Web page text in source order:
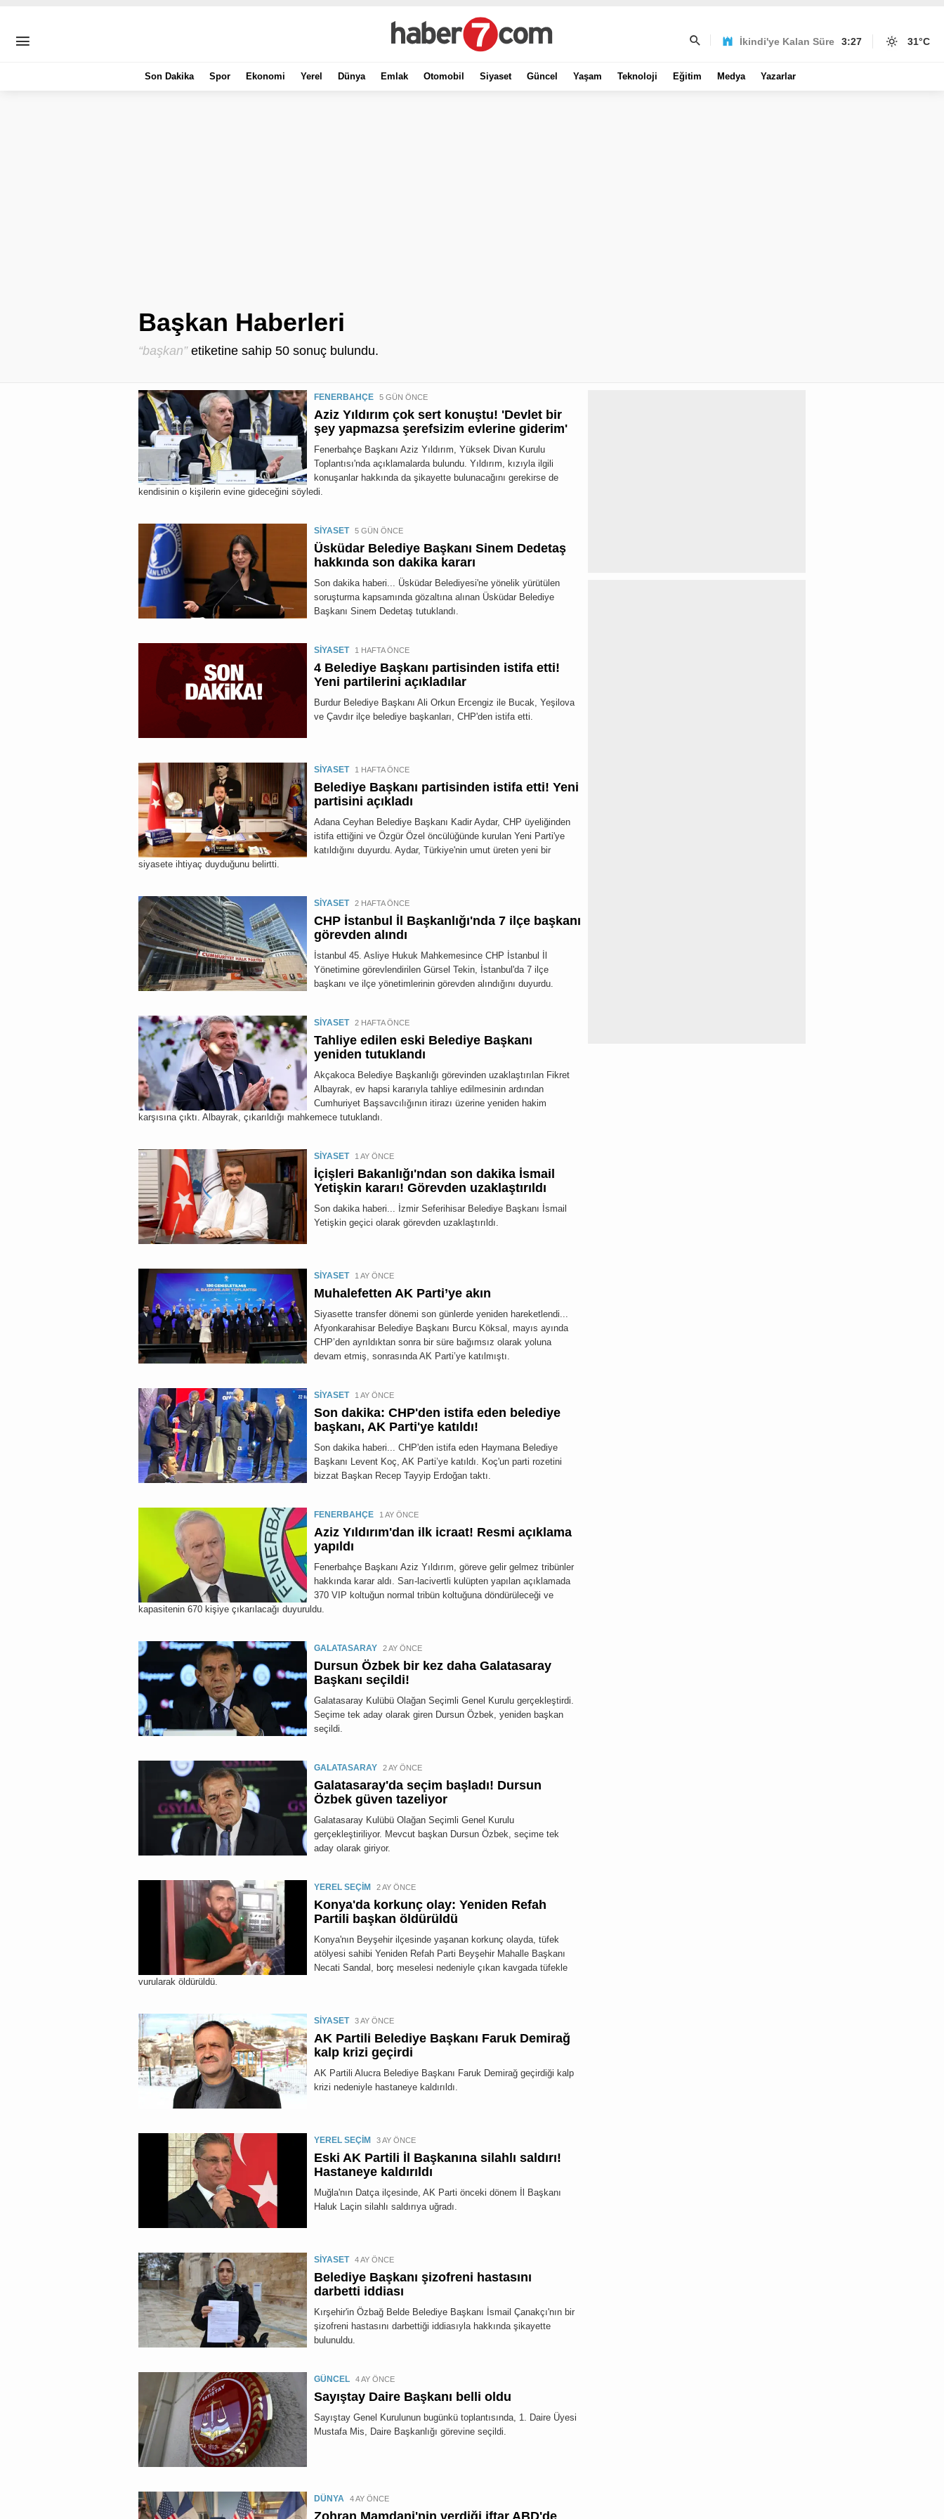
İkindi'ye Kalan Süre 3:27 31°C
Son Dakika Spor Ekonomi Yerel Dünya Emlak Otomobil Siyaset Güncel Yaşam Teknoloji Eğitim Medya Yazarlar
Başkan Haberleri
“başkan”etiketine sahip 50 sonuç bulundu.
FENERBAHÇE 5 GÜN ÖNCE
Aziz Yıldırım çok sert konuştu! 'Devlet bir
şey yapmazsa şerefsizim evlerine giderim'
Fenerbahçe Başkanı Aziz Yıldırım, Yüksek Divan Kurulu
Toplantısı'nda açıklamalarda bulundu. Yıldırım, kızıyla ilgili
konuşanlar hakkında da şikayette bulunacağını gerekirse de
kendisinin o kişilerin evine gideceğini söyledi.
SİYASET 5 GÜN ÖNCE
Üsküdar Belediye Başkanı Sinem Dedetaş
hakkında son dakika kararı
Son dakika haberi... Üsküdar Belediyesi'ne yönelik yürütülen
soruşturma kapsamında gözaltına alınan Üsküdar Belediye
Başkanı Sinem Dedetaş tutuklandı.
SİYASET 1 HAFTA ÖNCE
4 Belediye Başkanı partisinden istifa etti!
Yeni partilerini açıkladılar
Burdur Belediye Başkanı Ali Orkun Ercengiz ile Bucak, Yeşilova
ve Çavdır ilçe belediye başkanları, CHP'den istifa etti.
SİYASET 1 HAFTA ÖNCE
Belediye Başkanı partisinden istifa etti! Yeni
partisini açıkladı
Adana Ceyhan Belediye Başkanı Kadir Aydar, CHP üyeliğinden
istifa ettiğini ve Özgür Özel öncülüğünde kurulan Yeni Parti'ye
katıldığını duyurdu. Aydar, Türkiye'nin umut üreten yeni bir
siyasete ihtiyaç duyduğunu belirtti.
SİYASET 2 HAFTA ÖNCE
CHP İstanbul İl Başkanlığı'nda 7 ilçe başkanı
görevden alındı
İstanbul 45. Asliye Hukuk Mahkemesince CHP İstanbul İl
Yönetimine görevlendirilen Gürsel Tekin, İstanbul'da 7 ilçe
başkanı ve ilçe yönetimlerinin görevden alındığını duyurdu.
SİYASET 2 HAFTA ÖNCE
Tahliye edilen eski Belediye Başkanı
yeniden tutuklandı
Akçakoca Belediye Başkanlığı görevinden uzaklaştırılan Fikret
Albayrak, ev hapsi kararıyla tahliye edilmesinin ardından
Cumhuriyet Başsavcılığının itirazı üzerine yeniden hakim
karşısına çıktı. Albayrak, çıkarıldığı mahkemece tutuklandı.
SİYASET 1 AY ÖNCE
İçişleri Bakanlığı'ndan son dakika İsmail
Yetişkin kararı! Görevden uzaklaştırıldı
Son dakika haberi... İzmir Seferihisar Belediye Başkanı İsmail
Yetişkin geçici olarak görevden uzaklaştırıldı.
SİYASET 1 AY ÖNCE
Muhalefetten AK Parti’ye akın
Siyasette transfer dönemi son günlerde yeniden hareketlendi...
Afyonkarahisar Belediye Başkanı Burcu Köksal, mayıs ayında
CHP’den ayrıldıktan sonra bir süre bağımsız olarak yoluna
devam etmiş, sonrasında AK Parti’ye katılmıştı.
SİYASET 1 AY ÖNCE
Son dakika: CHP'den istifa eden belediye
başkanı, AK Parti'ye katıldı!
Son dakika haberi... CHP'den istifa eden Haymana Belediye
Başkanı Levent Koç, AK Parti’ye katıldı. Koç'un parti rozetini
bizzat Başkan Recep Tayyip Erdoğan taktı.
FENERBAHÇE 1 AY ÖNCE
Aziz Yıldırım'dan ilk icraat! Resmi açıklama
yapıldı
Fenerbahçe Başkanı Aziz Yıldırım, göreve gelir gelmez tribünler
hakkında karar aldı. Sarı-lacivertli kulüpten yapılan açıklamada
370 VIP koltuğun normal tribün koltuğuna döndürüleceği ve
kapasitenin 670 kişiye çıkarılacağı duyuruldu.
GALATASARAY 2 AY ÖNCE
Dursun Özbek bir kez daha Galatasaray
Başkanı seçildi!
Galatasaray Kulübü Olağan Seçimli Genel Kurulu gerçekleştirdi.
Seçime tek aday olarak giren Dursun Özbek, yeniden başkan
seçildi.
GALATASARAY 2 AY ÖNCE
Galatasaray'da seçim başladı! Dursun
Özbek güven tazeliyor
Galatasaray Kulübü Olağan Seçimli Genel Kurulu
gerçekleştiriliyor. Mevcut başkan Dursun Özbek, seçime tek
aday olarak giriyor.
YEREL SEÇİM 2 AY ÖNCE
Konya'da korkunç olay: Yeniden Refah
Partili başkan öldürüldü
Konya'nın Beyşehir ilçesinde yaşanan korkunç olayda, tüfek
atölyesi sahibi Yeniden Refah Parti Beyşehir Mahalle Başkanı
Necati Sandal, borç meselesi nedeniyle çıkan kavgada tüfekle
vurularak öldürüldü.
SİYASET 3 AY ÖNCE
AK Partili Belediye Başkanı Faruk Demirağ
kalp krizi geçirdi
AK Partili Alucra Belediye Başkanı Faruk Demirağ geçirdiği kalp
krizi nedeniyle hastaneye kaldırıldı.
YEREL SEÇİM 3 AY ÖNCE
Eski AK Partili İl Başkanına silahlı saldırı!
Hastaneye kaldırıldı
Muğla'nın Datça ilçesinde, AK Parti önceki dönem İl Başkanı
Haluk Laçin silahlı saldırıya uğradı.
SİYASET 4 AY ÖNCE
Belediye Başkanı şizofreni hastasını
darbetti iddiası
Kırşehir'in Özbağ Belde Belediye Başkanı İsmail Çanakçı'nın bir
şizofreni hastasını darbettiği iddiasıyla hakkında şikayette
bulunuldu.
GÜNCEL 4 AY ÖNCE
Sayıştay Daire Başkanı belli oldu
Sayıştay Genel Kurulunun bugünkü toplantısında, 1. Daire Üyesi
Mustafa Mis, Daire Başkanlığı görevine seçildi.
DÜNYA 4 AY ÖNCE
Zohran Mamdani'nin verdiği iftar ABD'de